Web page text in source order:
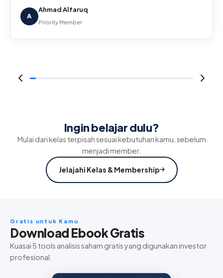
A
Ahmad Alfaruq
Priority Member
Ingin belajar dulu?
Mulai dari kelas terpisah sesuai kebutuhan kamu, sebelum
menjadi member.
Jelajahi Kelas & Membership
Gratis untuk Kamu
Download Ebook Gratis
Kuasai 5 tools analisis saham gratis yang digunakan investor
profesional.